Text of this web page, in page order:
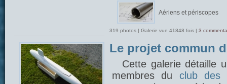
Aériens et périscopes
319 photos | Galerie vue 41848 fois | 3
Le projet commun
Cette galerie détaille
membres du club des